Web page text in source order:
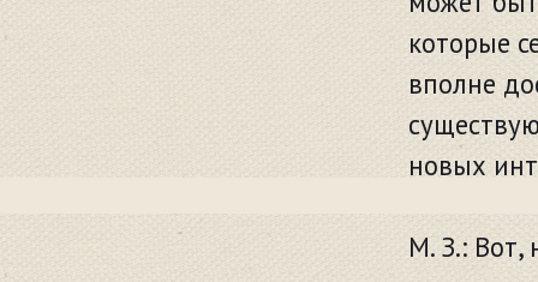
которые
вполне
новых
М. З.: Вот,